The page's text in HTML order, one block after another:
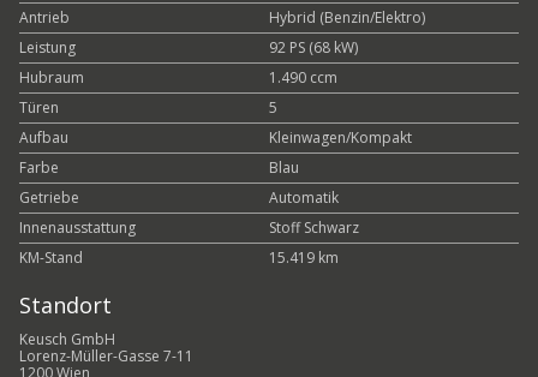
Antrieb
Hybrid (Benzin/Elektro)
Leistung
92 PS (68 kW)
Hubraum
1.490 ccm
Türen
5
Aufbau
Kleinwagen/Kompakt
Farbe
Blau
Getriebe
Automatik
Innenausstattung
Stoff Schwarz
KM-Stand
15.419 km
Standort
Keusch GmbH
Lorenz-Müller-Gasse 7-11